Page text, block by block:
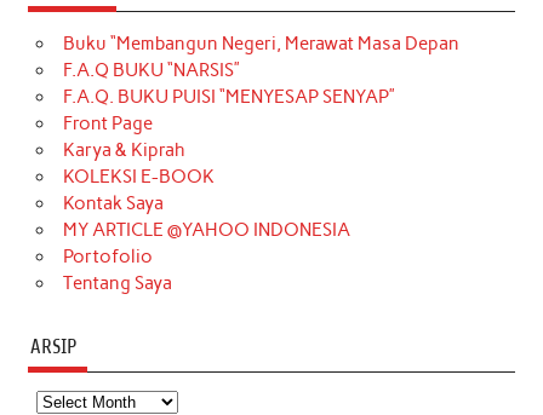
e
b
o
o
k
t
a
g
r
a
m
T
o
k
t
e
r
k
e
d
t
t
e
T
u
b
Buku “Membangun Negeri, Merawat Masa Depan
F.A.Q BUKU “NARSIS”
F.A.Q. BUKU PUISI “MENYESAP SENYAP”
Front Page
Karya & Kiprah
KOLEKSI E-BOOK
Kontak Saya
MY ARTICLE @YAHOO INDONESIA
Portofolio
Tentang Saya
ARSIP
Arsip